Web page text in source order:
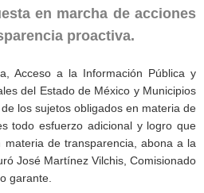
en marcha de acciones
proactiva.
Acceso a la Información Pública y
del Estado de México y Municipios
los sujetos obligados en materia de
todo esfuerzo adicional y logro que
de transparencia, abona a la
José Martínez Vilchis, Comisionado
garante.